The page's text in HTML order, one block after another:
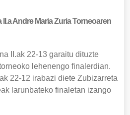
Andre Maria Zuria Torneoaren
II.ak 22-13 garaitu dituzte
lehenengo finalerdian.
22-12 irabazi diete Zubizarreta
larunbateko finaletan izango